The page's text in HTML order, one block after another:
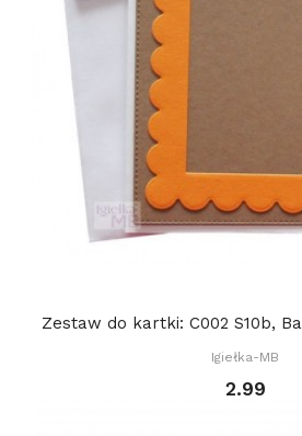
Zestaw do kartki: C002 S10b,
Igiełka-MB
2.99